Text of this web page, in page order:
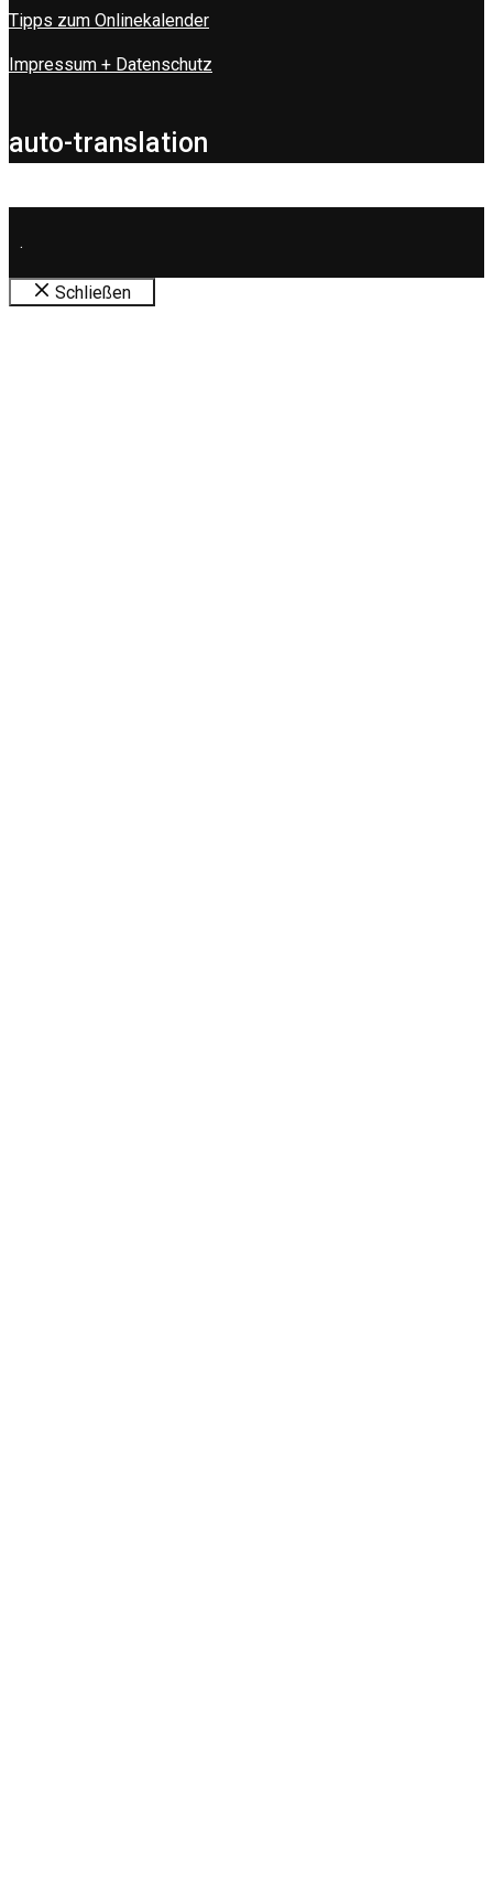
Tipps zum Onlinekalender
Impressum + Datenschutz
auto-translation
.
Schließen